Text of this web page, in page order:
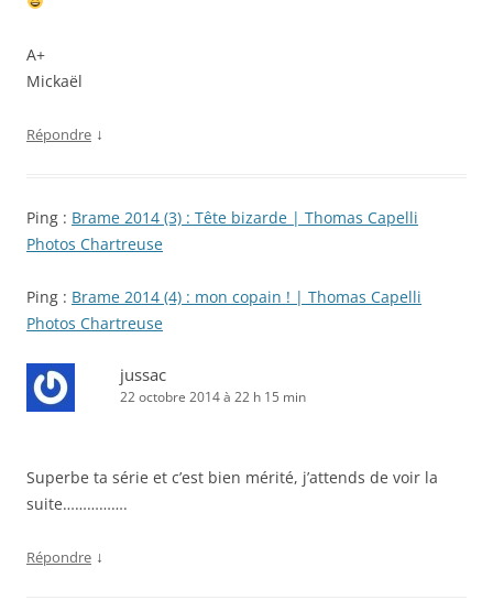
A+
Mickaël
Répondre ↓
Ping : Brame 2014 (3) : Tête bizarde | Thomas Capelli
Photos Chartreuse
Ping : Brame 2014 (4) : mon copain ! | Thomas Capelli
Photos Chartreuse
jussac
22 octobre 2014 à 22 h 15 min
Superbe ta série et c’est bien mérité, j’attends de voir la
suite…………….
Répondre ↓